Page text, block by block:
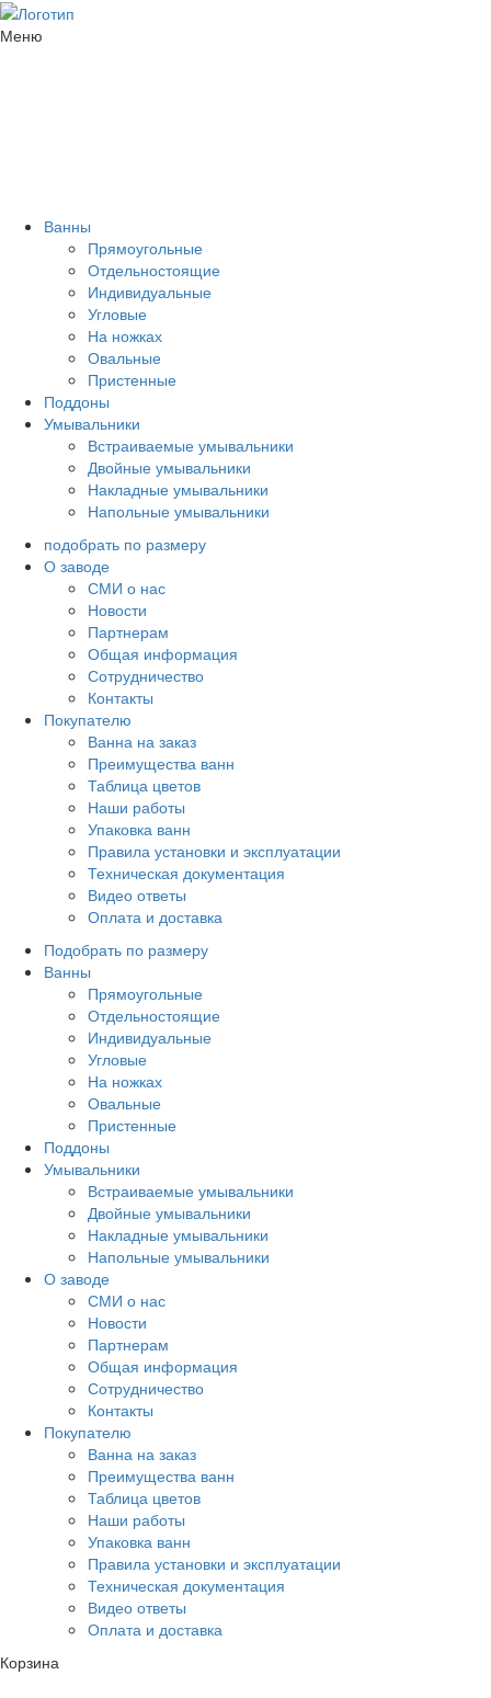
Меню
Ванны
Прямоугольные
Отдельностоящие
Индивидуальные
Угловые
На ножках
Овальные
Пристенные
Поддоны
Умывальники
Встраиваемые умывальники
Двойные умывальники
Накладные умывальники
Напольные умывальники
подобрать по размеру
О заводе
СМИ о нас
Новости
Партнерам
Общая информация
Сотрудничество
Контакты
Покупателю
Ванна на заказ
Преимущества ванн
Таблица цветов
Наши работы
Упаковка ванн
Правила установки и эксплуатации
Техническая документация
Видео ответы
Оплата и доставка
Подобрать по размеру
Ванны
Прямоугольные
Отдельностоящие
Индивидуальные
Угловые
На ножках
Овальные
Пристенные
Поддоны
Умывальники
Встраиваемые умывальники
Двойные умывальники
Накладные умывальники
Напольные умывальники
О заводе
СМИ о нас
Новости
Партнерам
Общая информация
Сотрудничество
Контакты
Покупателю
Ванна на заказ
Преимущества ванн
Таблица цветов
Наши работы
Упаковка ванн
Правила установки и эксплуатации
Техническая документация
Видео ответы
Оплата и доставка
Корзина